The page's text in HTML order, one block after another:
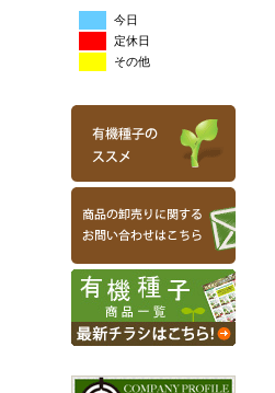
今日
定休日
その他